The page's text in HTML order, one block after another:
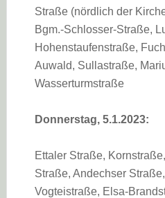
Straße (nördlich der
Bgm.-Schlosser-Straße,
Hohenstaufenstraße,
Auwald, Sullastraße,
Wasserturmstraße
Donnerstag, 5.1.2023:
Ettaler Straße,
Straße, Andechser
Vogteistraße, Elsa-